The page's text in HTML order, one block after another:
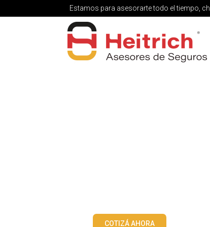
Estamos para asesorarte todo el tiempo,
COTIZÁ AHORA